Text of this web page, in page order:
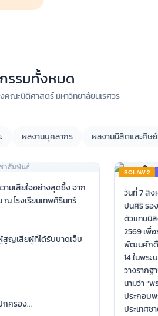
รรมทั้งหมด
คณะนิติศาสตร์ มหาวิทยาลัยนเรศวร
ผลงานบุคลากร ผลงานนิสิตและศิษย์
าสัมพันธ์
มเสียใจอย่างสุดซึ้ง จาก
โรงเรียนเทพศิรินทร์
ญเสียผู้ที่ได้รับบาดเจ็บ
กครอง
SOLAW 2
วันที่ 7 สิ
ปนศิริ รอ
ตัวแทนนิสิ
2569 เพื่
พัฒนศักดิ์
14 ในพร
วางราก
นามว่า “
ประกอบ
ประเทศช